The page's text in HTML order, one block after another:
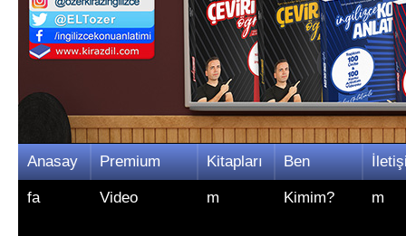
İçeriğe
atla
Anasay
fa
Premium
Video
Kitapları
m
Ben
Kimim? m